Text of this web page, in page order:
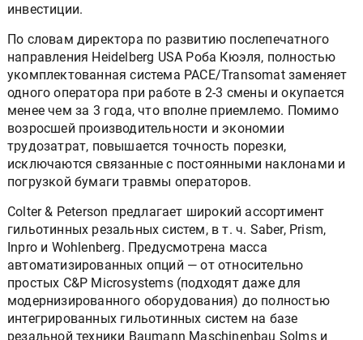
инвестиции.
По словам директора по развитию послепечатного
направления Heidelberg USA Роба Кюэля, полностью
укомплектованная система PACE/Transomat заменяет
одного оператора при работе в 2-3 смены и окупается
менее чем за 3 года, что вполне приемлемо. Помимо
возросшей производительности и экономии
трудозатрат, повышается точность порезки,
исключаются связанные с постоянными наклонами и
погрузкой бумаги травмы операторов.
Colter & Peterson предлагает широкий ассортимент
гильотинных резальных систем, в т. ч. Saber, Prism,
Inpro и Wohlenberg. Предусмотрена масса
автоматизированных опций — от относительно
простых C&P Microsystems (подходят даже для
модернизированного оборудования) до полностью
интегрированных гильотинных систем на базе
резальной техники Baumann Maschinenbau Solms и